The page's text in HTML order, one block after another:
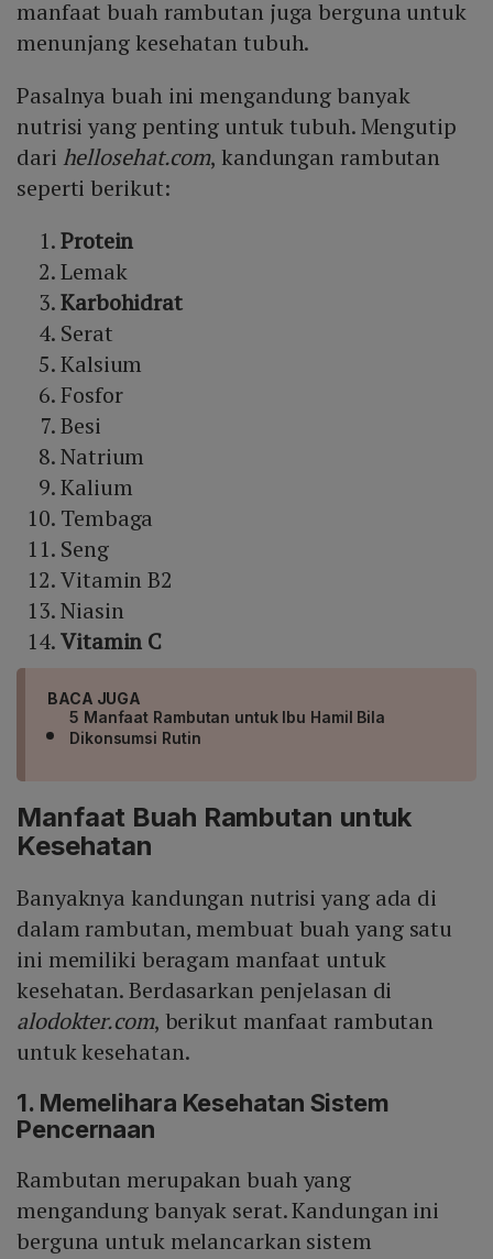
manfaat buah rambutan juga berguna untuk
menunjang kesehatan tubuh.
Pasalnya buah ini mengandung banyak
nutrisi yang penting untuk tubuh. Mengutip
dari hellosehat.com, kandungan rambutan
seperti berikut:
Protein
Lemak
Karbohidrat
Serat
Kalsium
Fosfor
Besi
Natrium
Kalium
Tembaga
Seng
Vitamin B2
Niasin
Vitamin C
BACA JUGA
5 Manfaat Rambutan untuk Ibu Hamil Bila
Dikonsumsi Rutin
Manfaat Buah Rambutan untuk
Kesehatan
Banyaknya kandungan nutrisi yang ada di
dalam rambutan, membuat buah yang satu
ini memiliki beragam manfaat untuk
kesehatan. Berdasarkan penjelasan di
alodokter.com, berikut manfaat rambutan
untuk kesehatan.
1. Memelihara Kesehatan Sistem
Pencernaan
Rambutan merupakan buah yang
mengandung banyak serat. Kandungan ini
berguna untuk melancarkan sistem